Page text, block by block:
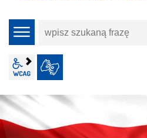
menu
wpisz
frazę
wcag2.1